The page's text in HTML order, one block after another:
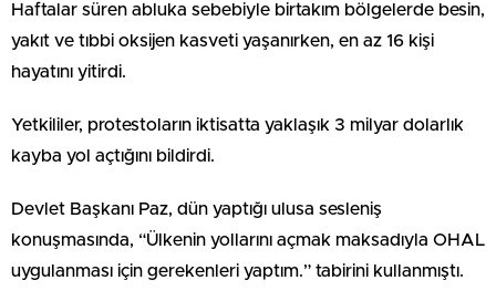
Haftalar süren abluka sebebiyle birtakım bölgelerde besin,
yakıt ve tıbbi oksijen kasveti yaşanırken, en az 16 kişi
hayatını yitirdi.
Yetkililer, protestoların iktisatta yaklaşık 3 milyar dolarlık
kayba yol açtığını bildirdi.
Devlet Başkanı Paz, dün yaptığı ulusa sesleniş
konuşmasında, “Ülkenin yollarını açmak maksadıyla OHAL
uygulanması için gerekenleri yaptım.” tabirini kullanmıştı.